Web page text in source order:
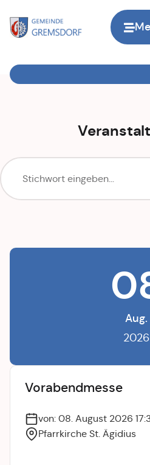
Aug.
2026
Vorabendmesse
von: 08. August 2026
Pfarrkirche St. Ägidius